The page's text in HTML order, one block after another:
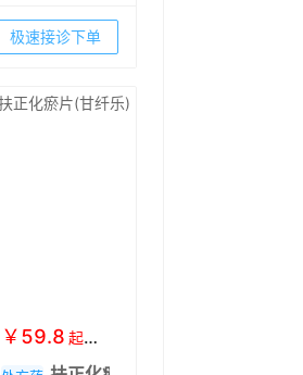
限公司
极速接诊下单
￥59.8 起 ￥